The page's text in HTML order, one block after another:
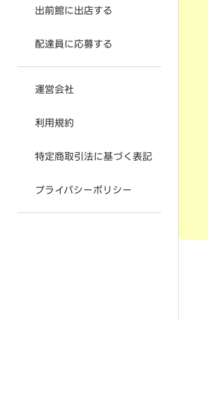
出前館に出店する
配達員に応募する
運営会社
利用規約
特定商取引法に基づく表記
プライバシーポリシー